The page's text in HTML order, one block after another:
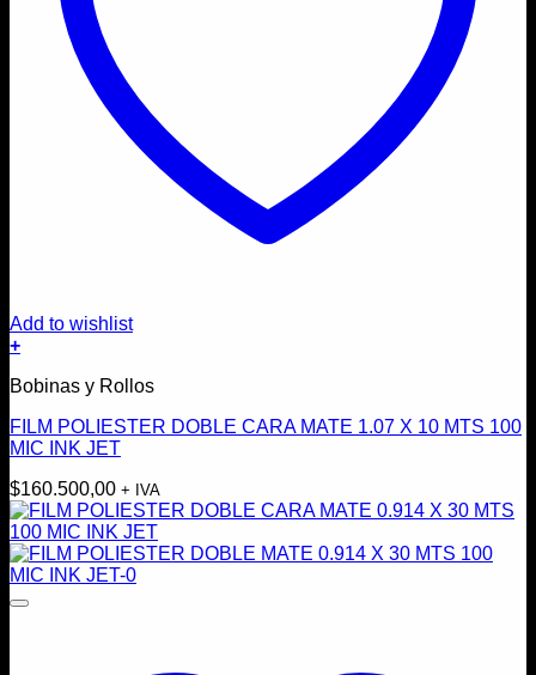
Add to wishlist
+
Bobinas y Rollos
FILM POLIESTER DOBLE CARA MATE 1.07 X 10 MTS 100
MIC INK JET
$160.500,00 + IVA